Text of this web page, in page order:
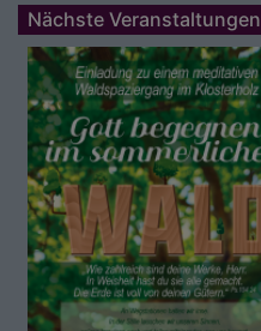
Nächste Veranstaltungen